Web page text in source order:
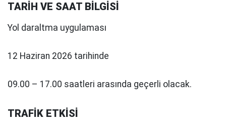
TARİH VE SAAT BİLGİSİ
Yol daraltma uygulaması
12 Haziran 2026 tarihinde
09.00 – 17.00 saatleri arasında geçerli olacak.
TRAFİK ETKİSİ